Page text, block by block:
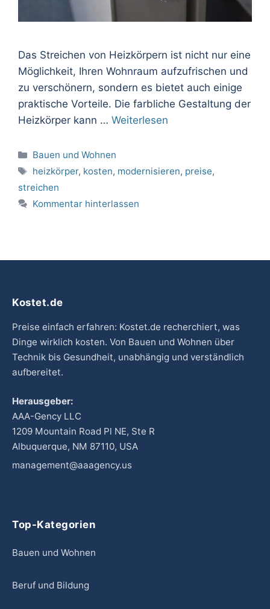
Das Streichen von Heizkörpern ist nicht nur eine
Möglichkeit, Ihren Wohnraum aufzufrischen und
zu verschönern, sondern es bietet auch einige
praktische Vorteile. Die farbliche Gestaltung der
Heizkörper kann … Weiterlesen
Kategorien
Bauen und Wohnen
Schlagwörter
heizkörper, kosten, modernisieren, preise,
streichen
Kommentar hinterlassen
Kostet.de
Preise einfach erfahren: Kostet.de recherchiert, was
Dinge wirklich kosten. Von Bauen und Wohnen über
Technik bis Gesundheit, unabhängig und verständlich
aufbereitet.
Herausgeber:
AAA-Gency LLC
1209 Mountain Road Pl NE, Ste R
Albuquerque, NM 87110, USA
management@aaagency.us
Top-Kategorien
Bauen und Wohnen
Beruf und Bildung